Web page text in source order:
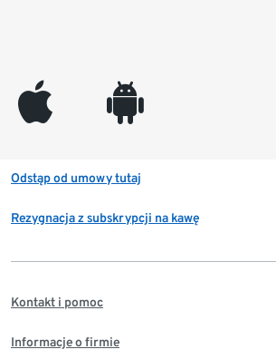
appleinc android
Odstąp od umowy tutaj
Rezygnacja z subskrypcji na kawę
Kontakt i pomoc
Informacje o firmie